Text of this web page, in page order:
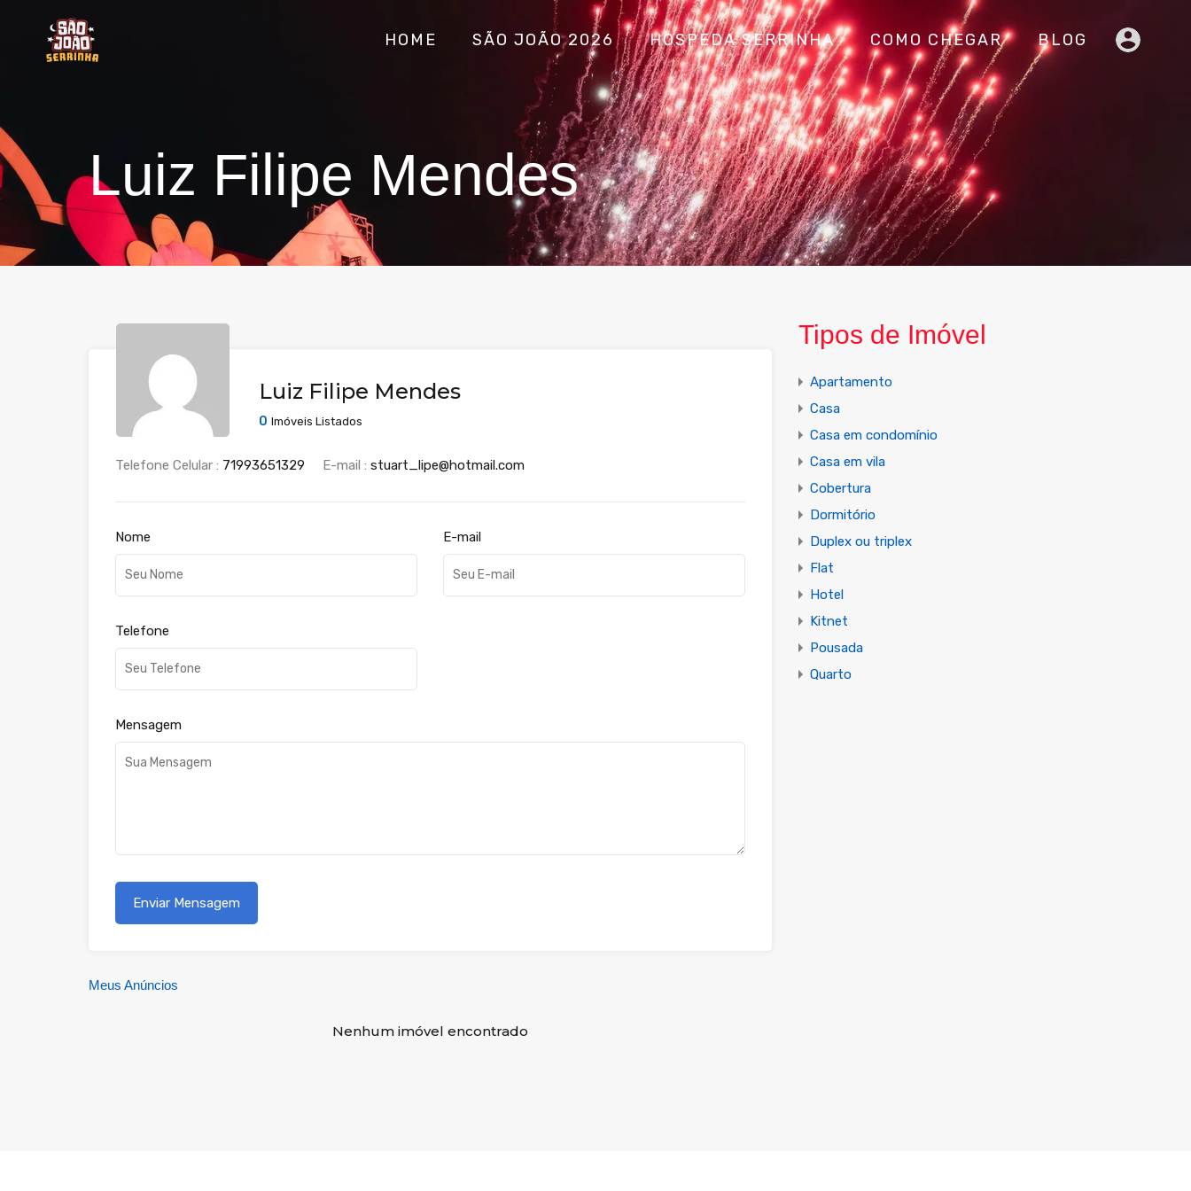
HOME SÃO JOÃO 2026 HOSPEDA SERRINHA COMO CHEGAR BLOG
Luiz Filipe Mendes
Luiz Filipe Mendes
0 Imóveis Listados
Telefone Celular : 71993651329 E-mail : stuart_lipe@hotmail.com
Nome E-mail
Telefone
Mensagem
Meus Anúncios
Nenhum imóvel encontrado
Tipos de Imóvel
Apartamento
Casa
Casa em condomínio
Casa em vila
Cobertura
Dormitório
Duplex ou triplex
Flat
Hotel
Kitnet
Pousada
Quarto